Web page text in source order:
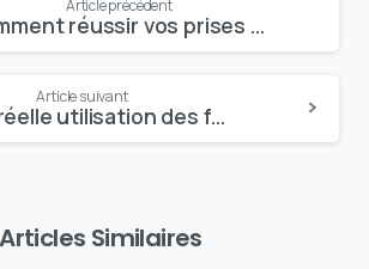
Article précédent
Comment réussir vos prises de vidéos ?
Article suivant
Quelle réelle utilisation des fonctions de gamification ?
Articles Similaires